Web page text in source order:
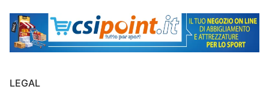
LEGAL